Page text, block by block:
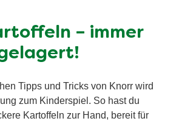
– immer
Tipps und Tricks von Knorr wird
zum Kinderspiel. So hast du
Kartoffeln zur Hand, bereit für